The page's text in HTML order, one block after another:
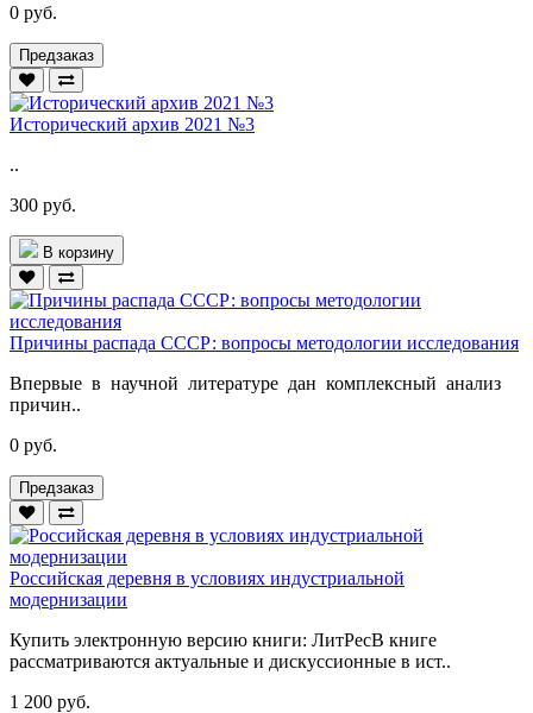
0 руб.
Предзаказ
Исторический архив 2021 №3
..
300 руб.
В корзину
Причины распада СССР: вопросы методологии исследования
Впервые в научной литературе дан комплексный анализ
причин..
0 руб.
Предзаказ
Российская деревня в условиях индустриальной
модернизации
Купить электронную версию книги: ЛитРесВ книге
рассматриваются актуальные и дискуссионные в ист..
1 200 руб.